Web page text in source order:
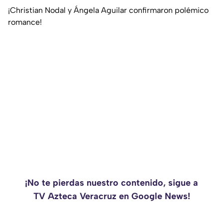
¡Christian Nodal y Ángela Aguilar confirmaron polémico
romance!
¡No te pierdas nuestro contenido, sigue a
TV Azteca Veracruz en Google News!